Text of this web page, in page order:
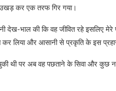
कर एक तरफ गिर गया।
देख-भाल की कि वह जीवित रहे इसलिए
कर लिया और आसानी से प्रकृति के इस
थी पर अब वह पछताने के सिवा और कुछ